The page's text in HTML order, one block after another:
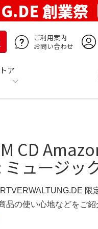
創業祭
ご利用案内
お問い合わせ
ア
CD
ミュージッ
限
品の使い心地などをご紹